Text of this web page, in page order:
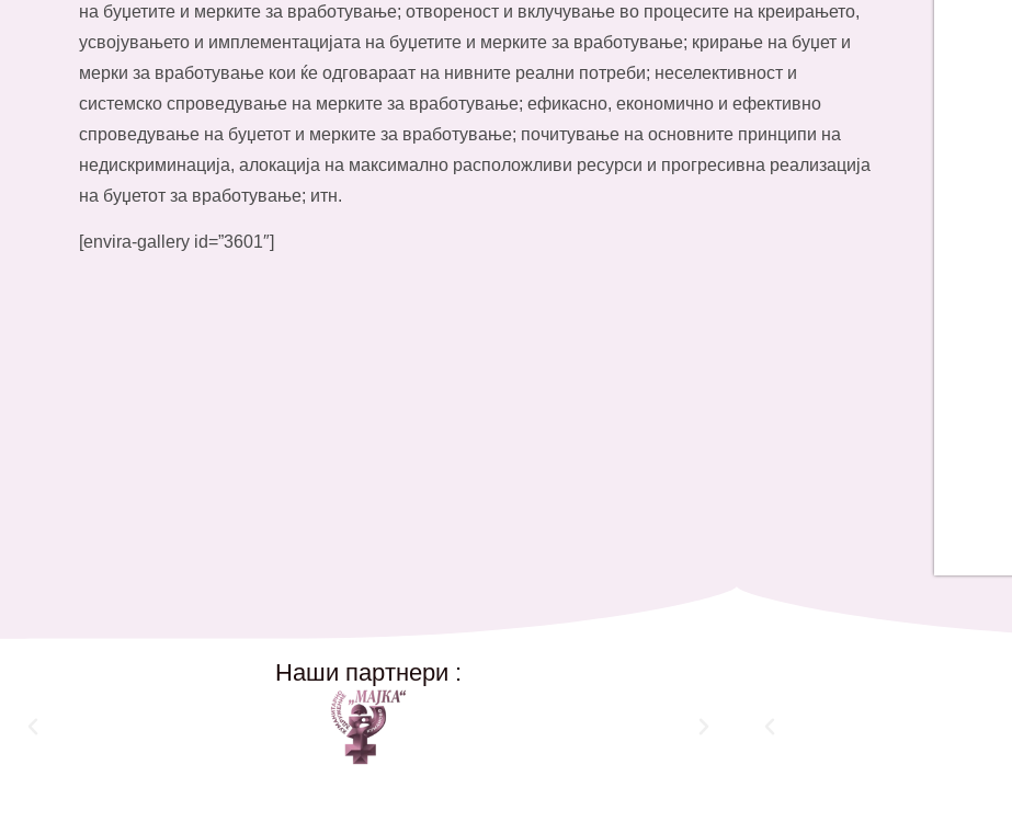
на буџетите и мерките за вработување; отвореност и вклучување во процесите на креирањето,
усвојувањето и имплементацијата на буџетите и мерките за вработување; крирање на буџет и
мерки за вработување кои ќе одговараат на нивните реални потреби; неселективност и
системско спроведување на мерките за вработување; ефикасно, економично и ефективно
спроведување на буџетот и мерките за вработување; почитување на основните принципи на
недискриминација, алокација на максимално расположливи ресурси и прогресивна реализација
на буџетот за вработување; итн.
[envira-gallery id=”3601″]
Наши партнери :